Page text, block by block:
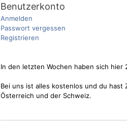
Benutzerkonto
Anmelden
Passwort vergessen
Registrieren
In den letzten Wochen haben sich
Bei uns ist alles kostenlos und du hast
Österreich und der Schweiz.